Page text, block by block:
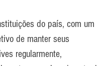
do país, com um
de manter seus
regularmente,